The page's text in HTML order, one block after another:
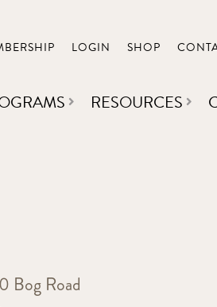
LOGIN SHOP
RESOURCES
Bog Road